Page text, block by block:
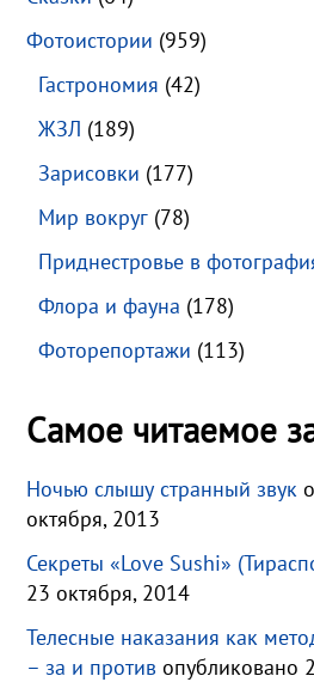
Фотоистории (959)
Гастрономия (42)
ЖЗЛ (189)
Зарисовки (177)
Мир вокруг (78)
Приднестровье в
Флора и фауна (178)
Фоторепортажи (113)
Самое читаемое
Ночью слышу странный звук
октября, 2013
Секреты «Love Sushi»
23 октября, 2014
Телесные наказания как
– за и против опубликовано